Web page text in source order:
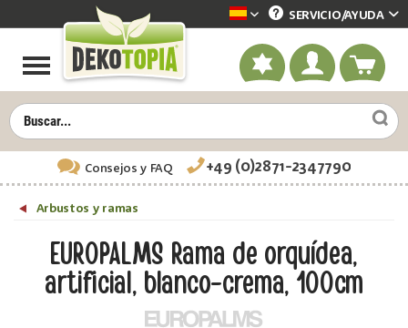
Dekotopia spanisch
SERVICIO/AYUDA
Consejos y FAQ +49 (0)2871-2347790
Arbustos y ramas
EUROPALMS Rama de orquídea,
artificial, blanco-crema, 100cm